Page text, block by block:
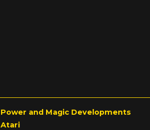
Power and Magic Developments
Atari